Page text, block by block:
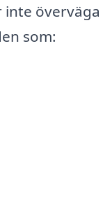
inte överväga
som: